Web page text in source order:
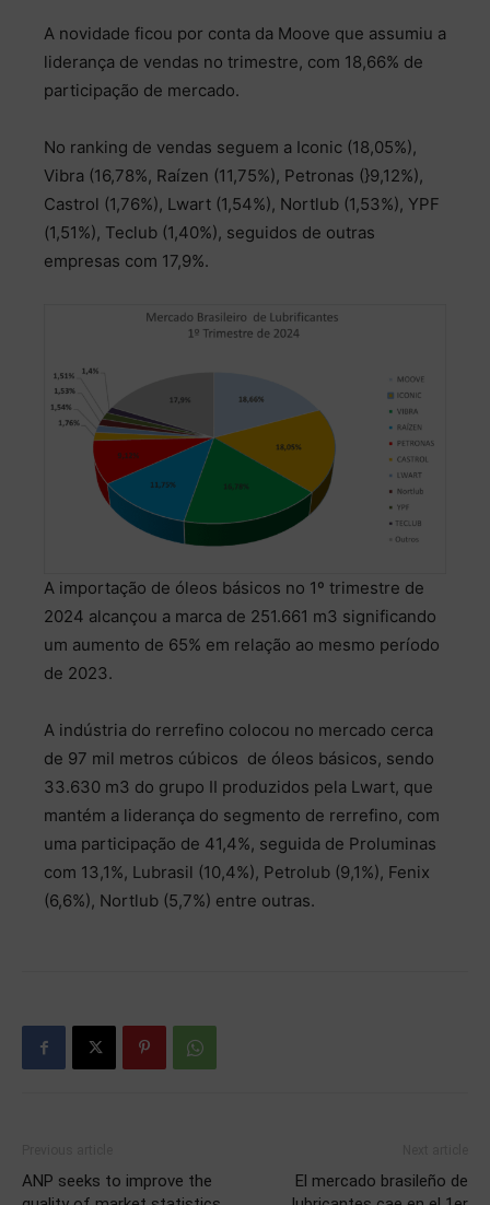
A novidade ficou por conta da Moove que assumiu a
liderança de vendas no trimestre, com 18,66% de
participação de mercado.
No ranking de vendas seguem a Iconic (18,05%),
Vibra (16,78%, Raízen (11,75%), Petronas (}9,12%),
Castrol (1,76%), Lwart (1,54%), Nortlub (1,53%), YPF
(1,51%), Teclub (1,40%), seguidos de outras
empresas com 17,9%.
A importação de óleos básicos no 1º trimestre de
2024 alcançou a marca de 251.661 m3 significando
um aumento de 65% em relação ao mesmo período
de 2023.
A indústria do rerrefino colocou no mercado cerca
de 97 mil metros cúbicos de óleos básicos, sendo
33.630 m3 do grupo II produzidos pela Lwart, que
mantém a liderança do segmento de rerrefino, com
uma participação de 41,4%, seguida de Proluminas
com 13,1%, Lubrasil (10,4%), Petrolub (9,1%), Fenix
(6,6%), Nortlub (5,7%) entre outras.
ANP seeks to improve the
El mercado brasileño de